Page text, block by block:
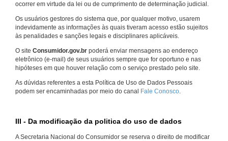
ocorrer em virtude da lei ou de cumprimento de determinação judicial.
Os usuários gestores do sistema que, por qualquer motivo, usarem
indevidamente as informações às quais tiveram acesso estão sujeitos
às penalidades e sanções legais e disciplinares aplicáveis.
O site Consumidor.gov.br poderá enviar mensagens ao endereço
eletrônico (e-mail) de seus usuários sempre que for oportuno e nas
hipóteses em que houver relação com o serviço prestado pelo site.
As dúvidas referentes a esta Política de Uso de Dados Pessoais
podem ser encaminhadas por meio do canal Fale Conosco.
III - Da modificação da politica do uso de dados
A Secretaria Nacional do Consumidor se reserva o direito de modificar